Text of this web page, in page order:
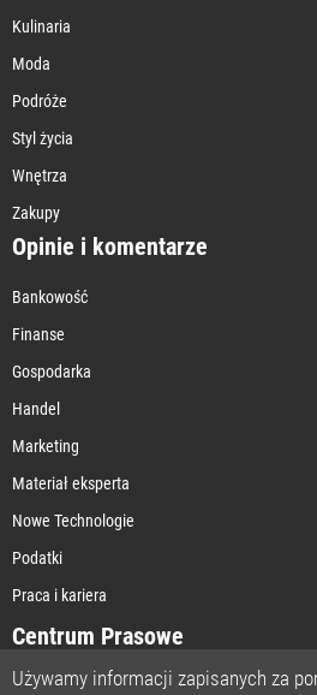
Kulinaria
Moda
Podróże
Styl życia
Wnętrza
Zakupy
Opinie i komentarze
Bankowość
Finanse
Gospodarka
Handel
Marketing
Materiał eksperta
Nowe Technologie
Podatki
Praca i kariera
Centrum Prasowe
Używamy informacji zapisanych za